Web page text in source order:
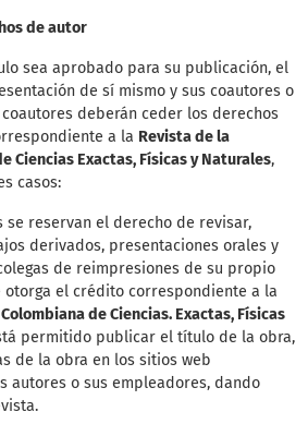
de autor
sea aprobado para su publicación, el
de sí mismo y sus coautores o
deberán ceder los derechos
a la Revista de la
Ciencias Exactas, Físicas y Naturales,
casos:
se reservan el derecho de revisar,
derivados, presentaciones orales y
de reimpresiones de su propio
el crédito correspondiente a la
de Ciencias. Exactas, Físicas
permitido publicar el título de la obra,
de la obra en los sitios web
autores o sus empleadores, dando